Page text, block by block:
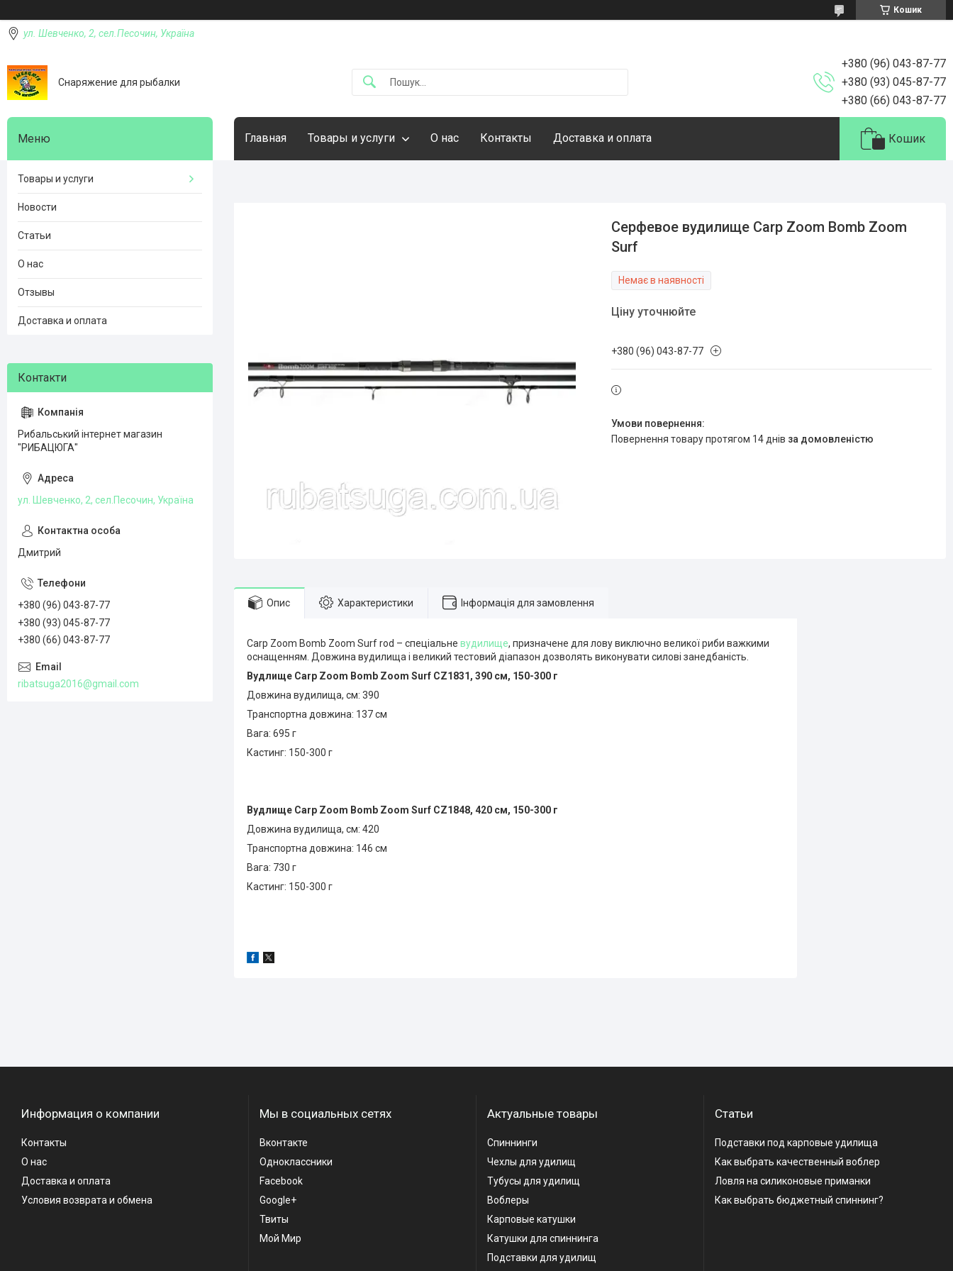
Кошик
ул. Шевченко, 2, сел.Песочин, Україна
Снаряжение для рыбалки
+380 (96) 043-87-77
+380 (93) 045-87-77
+380 (66) 043-87-77
Главная Товары и услуги О нас Контакты Доставка и оплата Кошик
Серфевое вудилище Carp Zoom Bomb Zoom
Surf
Немає в наявності
Ціну уточнюйте
+380 (96) 043-87-77
повернення товару протягом 14 днів за домовленістю
Опис Характеристики Інформація для замовлення
Carp Zoom Bomb Zoom Surf rod – спеціальне вудилище, призначене для лову виключно великої риби важкими
оснащенням. Довжина вудилища і великий тестовий діапазон дозволять виконувати силові занедбаність.
Вудлище Carp Zoom Bomb Zoom Surf CZ1831, 390 см, 150-300 г
Довжина вудилища, см: 390
Транспортна довжина: 137 см
Вага: 695 г
Кастинг: 150-300 г
Вудлище Carp Zoom Bomb Zoom Surf CZ1848, 420 см, 150-300 г
Довжина вудилища, см: 420
Транспортна довжина: 146 см
Вага: 730 г
Кастинг: 150-300 г
Товары и услуги
Новости
Статьи
О нас
Отзывы
Доставка и оплата
Рибальський інтернет магазин
"РИБАЦЮГА"
ул. Шевченко, 2, сел.Песочин, Україна
Дмитрий
+380 (96) 043-87-77
+380 (93) 045-87-77
+380 (66) 043-87-77
ribatsuga2016@gmail.com
Информация о компании
Контакты
О нас
Доставка и оплата
Условия возврата и обмена
Мы в социальных сетях
Вконтакте
Одноклассники
Facebook
Google+
Твиты
Мой Мир
Актуальные товары
Спиннинги
Чехлы для удилищ
Тубусы для удилищ
Воблеры
Карповые катушки
Катушки для спиннинга
Подставки для удилищ
Статьи
Подставки под карповые удилища
Как выбрать качественный воблер
Ловля на силиконовые приманки
Как выбрать бюджетный спиннинг?